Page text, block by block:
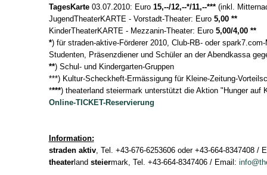
TagesKarte03.07.2010: Euro 15,--/12,--*/11,--*** (inkl.
JugendTheaterKARTE - Vorstadt-Theater: Euro 5,00 **
KinderTheaterKARTE - Mezzanin-Theater: Euro 5,00/4,00 **
*) für straden-aktive-Förderer 2010, Club-RB- oder
Studenten, Präsenzdiener und Schüler an der Abendkassa
**) Schul- und Kindergarten-Gruppen
***) Kultur-Scheckheft-Ermässigung für Kleine-Zeitung-
****) theaterland steiermark unterstützt die Aktion "Hunger auf
Online-TICKET-Reservierung
Information:
straden aktiv, Tel. +43-676-6253606 oder +43-664-8347408 /
theaterland steiermark, Tel. +43-664-8347406 / Email: